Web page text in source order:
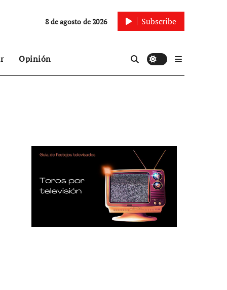
8 de agosto de 2026 Subscribe
Opinión